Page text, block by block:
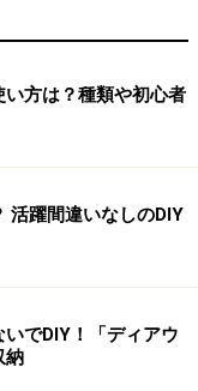
方は？種類や初心者
活躍間違いなしのDIY
でDIY！「ディアウ
納